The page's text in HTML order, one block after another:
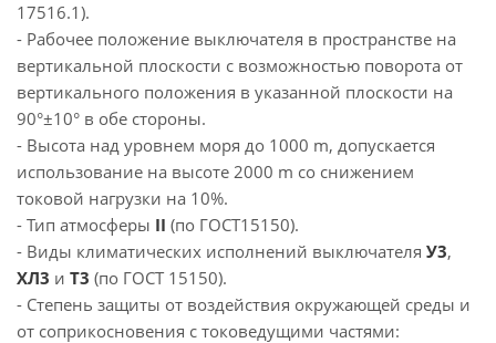
17516.1).
- Рабочее положение выключателя в пространстве на
вертикальной плоскости с возможностью поворота от
вертикального положения в указанной плоскости на
90°±10° в обе стороны.
- Высота над уровнем моря до 1000 m, допускается
использование на высоте 2000 m со снижением
токовой нагрузки на 10%.
- Тип атмосферы II (по ГОСТ15150).
- Виды климатических исполнений выключателя У3,
ХЛ3 и Т3 (по ГОСТ 15150).
- Степень защиты от воздействия окружающей среды и
от соприкосновения с токоведущими частями: